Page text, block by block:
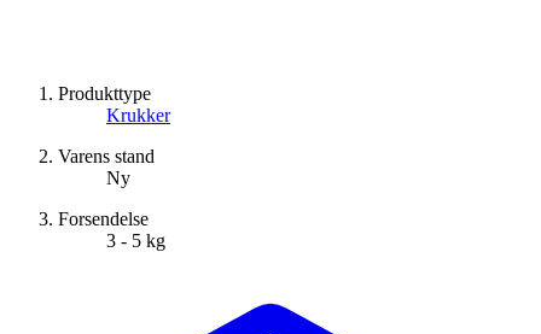
Produkttype
Krukker
Varens stand
Ny
Forsendelse
3 - 5 kg